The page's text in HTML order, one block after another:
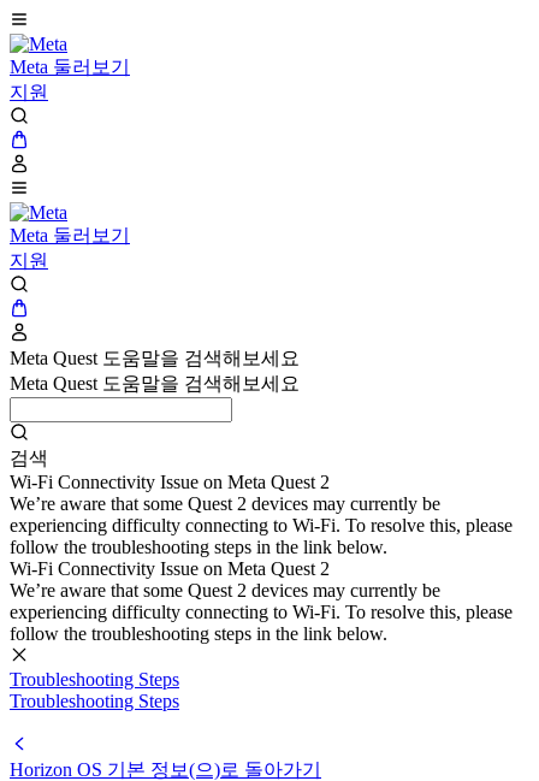
Meta 둘러보기
지원
Meta 둘러보기
지원
Meta Quest 도움말을 검색해보세요
Meta Quest 도움말을 검색해보세요
검색
Wi-Fi Connectivity Issue on Meta Quest 2
We’re aware that some Quest 2 devices may currently be
experiencing difficulty connecting to Wi-Fi. To resolve this, please
follow the troubleshooting steps in the link below.
Wi-Fi Connectivity Issue on Meta Quest 2
We’re aware that some Quest 2 devices may currently be
experiencing difficulty connecting to Wi-Fi. To resolve this, please
follow the troubleshooting steps in the link below.
Troubleshooting Steps
Troubleshooting Steps
Horizon OS 기본 정보(으)로 돌아가기